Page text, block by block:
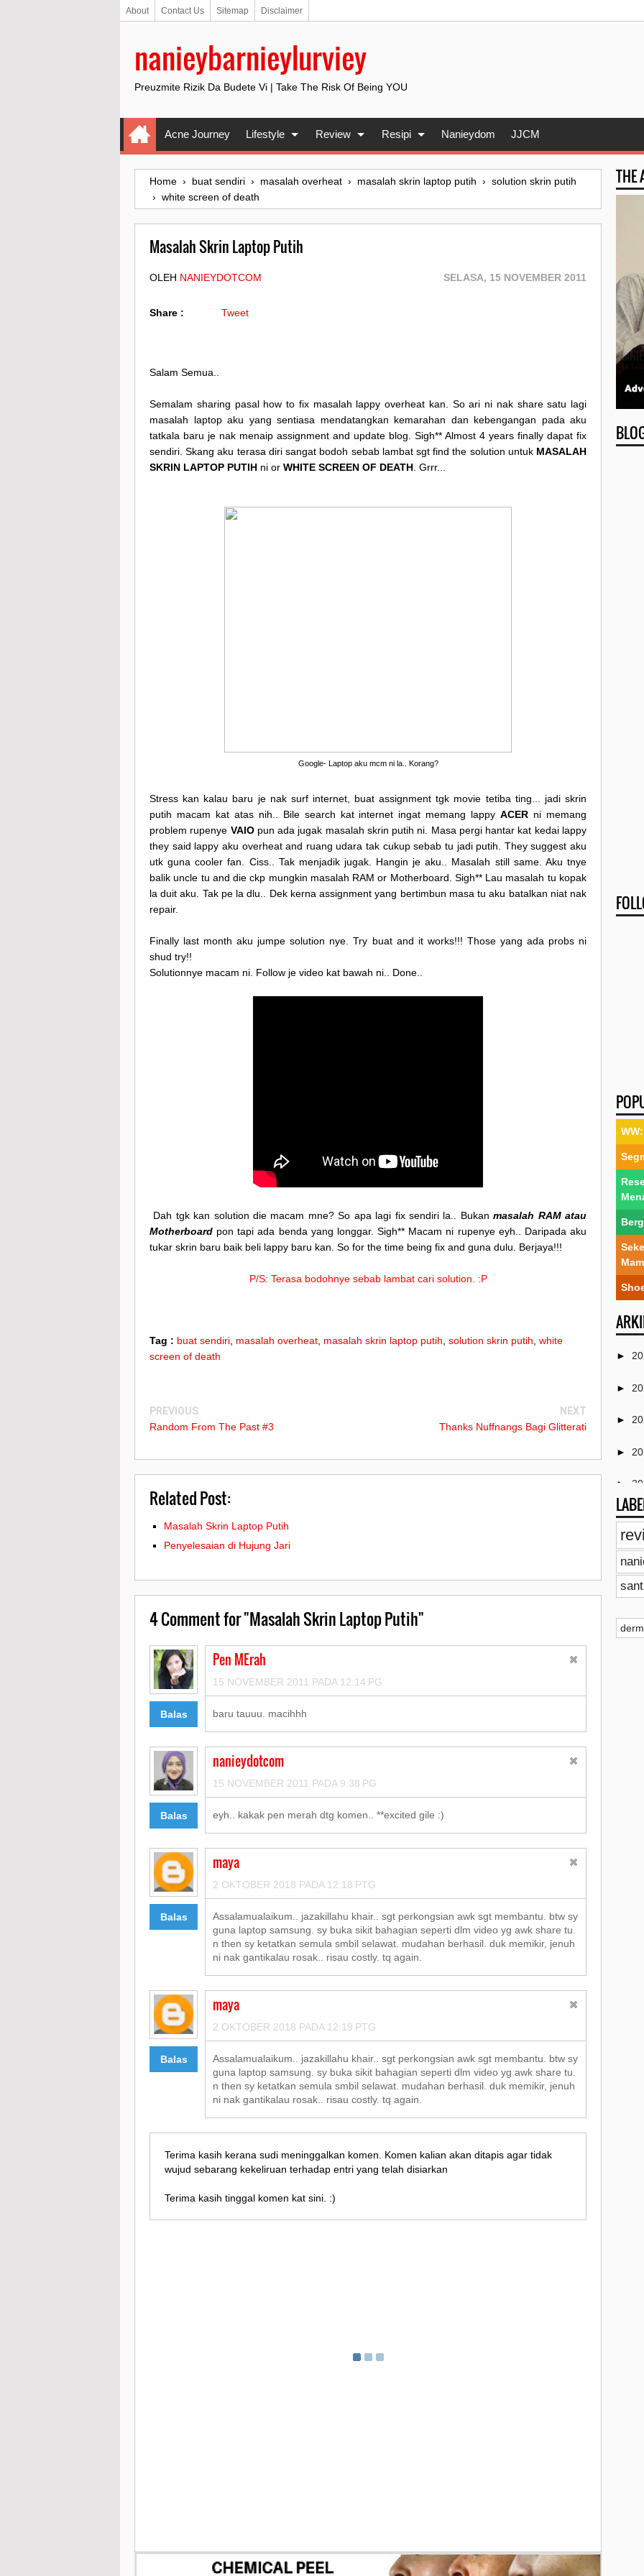
About Contact Us Sitemap Disclaimer
nanieybarnieylurviey
Preuzmite Rizik Da Budete Vi | Take The Risk Of Being YOU
Acne Journey Lifestyle Review Resipi Nanieydom JJCM
Home › buat sendiri › masalah overheat › masalah skrin laptop putih › solution skrin putih
› white screen of death
Masalah Skrin Laptop Putih
OLEH NANIEYDOTCOM SELASA, 15 NOVEMBER 2011
Share : Tweet
Salam Semua..
Semalam sharing pasal how to fix masalah lappy overheat kan. So ari ni nak share satu lagi
masalah laptop aku yang sentiasa mendatangkan kemarahan dan kebengangan pada aku
tatkala baru je nak menaip assignment and update blog. Sigh** Almost 4 years finally dapat fix
sendiri. Skang aku terasa diri sangat bodoh sebab lambat sgt find the solution untuk MASALAH
SKRIN LAPTOP PUTIH ni or WHITE SCREEN OF DEATH . Grrr...
Google- Laptop aku mcm ni la.. Korang?
Stress kan kalau baru je nak surf internet, buat assignment tgk movie tetiba ting... jadi skrin
putih macam kat atas nih.. Bile search kat internet ingat memang lappyACER ni memang
problem rupenye VAIO pun ada jugak masalah skrin putih ni. Masa pergi hantar kat kedai lappy
they said lappy aku overheat and ruang udara tak cukup sebab tu jadi putih. They suggest aku
utk guna cooler fan. Ciss.. Tak menjadik jugak. Hangin je aku.. Masalah still same. Aku tnye
balik uncle tu and die ckp mungkin masalah RAM or Motherboard. Sigh** Lau masalah tu kopak
la duit aku. Tak pe la dlu.. Dek kerna assignment yang bertimbun masa tu aku batalkan niat nak
repair.
Finally last month aku jumpe solution nye. Try buat and it works!!! Those yang ada probs ni
shud try!!
Solutionnye macam ni. Follow je video kat bawah ni.. Done..
Dah tgk kan solution die macam mne? So apa lagi fix sendiri la.. Bukanmasalah RAM atau
Motherboard pon tapi ada benda yang longgar. Sigh** Macam ni rupenye eyh.. Daripada aku
tukar skrin baru baik beli lappy baru kan. So for the time being fix and guna dulu. Berjaya!!!
P/S: Terasa bodohnye sebab lambat cari solution. :P
Tag : buat sendiri masalah overheat masalah skrin laptop putih solution skrin putih white
screen of death
PREVIOUS
Random From The Past #3
NEXT
Thanks Nuffnangs Bagi Glitterati
Related Post:
Masalah Skrin Laptop Putih
Penyelesaian di Hujung Jari
4Comment for "Masalah Skrin Laptop Putih"
Balas
Pen MErah
15 NOVEMBER 2011 PADA 12:14 PG
baru tauuu. macihhh
Balas
nanieydotcom
15 NOVEMBER 2011 PADA 9:38 PG
eyh.. kakak pen merah dtg komen.. **excited gile :)
Balas
maya
2 OKTOBER 2018 PADA 12:18 PTG
Assalamualaikum.. jazakillahu khair.. sgt perkongsian awk sgt membantu. btw sy
guna laptop samsung. sy buka sikit bahagian seperti dlm video yg awk share tu.
n then sy ketatkan semula smbil selawat. mudahan berhasil. duk memikir, jenuh
ni nak gantikalau rosak.. risau costly. tq again.
Balas
maya
2 OKTOBER 2018 PADA 12:19 PTG
Assalamualaikum.. jazakillahu khair.. sgt perkongsian awk sgt membantu. btw sy
guna laptop samsung. sy buka sikit bahagian seperti dlm video yg awk share tu.
n then sy ketatkan semula smbil selawat. mudahan berhasil. duk memikir, jenuh
ni nak gantikalau rosak.. risau costly. tq again.
Terima kasih kerana sudi meninggalkan komen. Komen kalian akan ditapis agar tidak
wujud sebarang kekeliruan terhadap entri yang telah disiarkan
Terima kasih tinggal komen kat sini. :)
THE
►
►
►
►
►
►
►